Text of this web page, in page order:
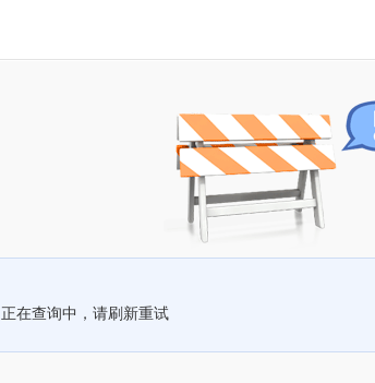
正在查询中，请刷新重试